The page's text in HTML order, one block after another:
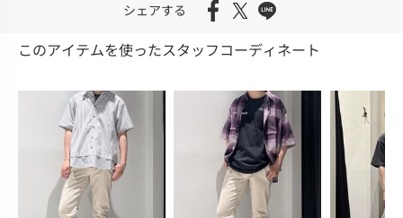
シェアする
このアイテムを使ったスタッフコーディネート